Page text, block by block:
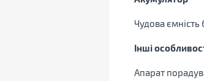
Чудова ємність
Інші
Апарат